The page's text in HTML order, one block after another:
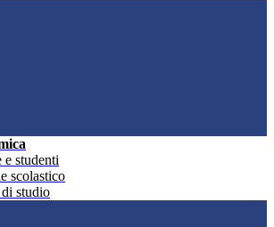
e studenti
scolastico
studio